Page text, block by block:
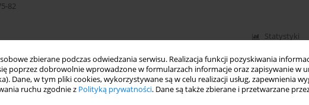
zbierane podczas odwiedzania serwisu. Realizacja funkcji pozyskiwania
poprzez dobrowolnie wprowadzone w formularzach informacje oraz zapisywanie w
Dane, w tym pliki cookies, wykorzystywane są w celu realizacji usług, zapewnienia
ruchu zgodnie z Polityką prywatności. Dane są także zbierane i przetwarzane
82
Statystyki